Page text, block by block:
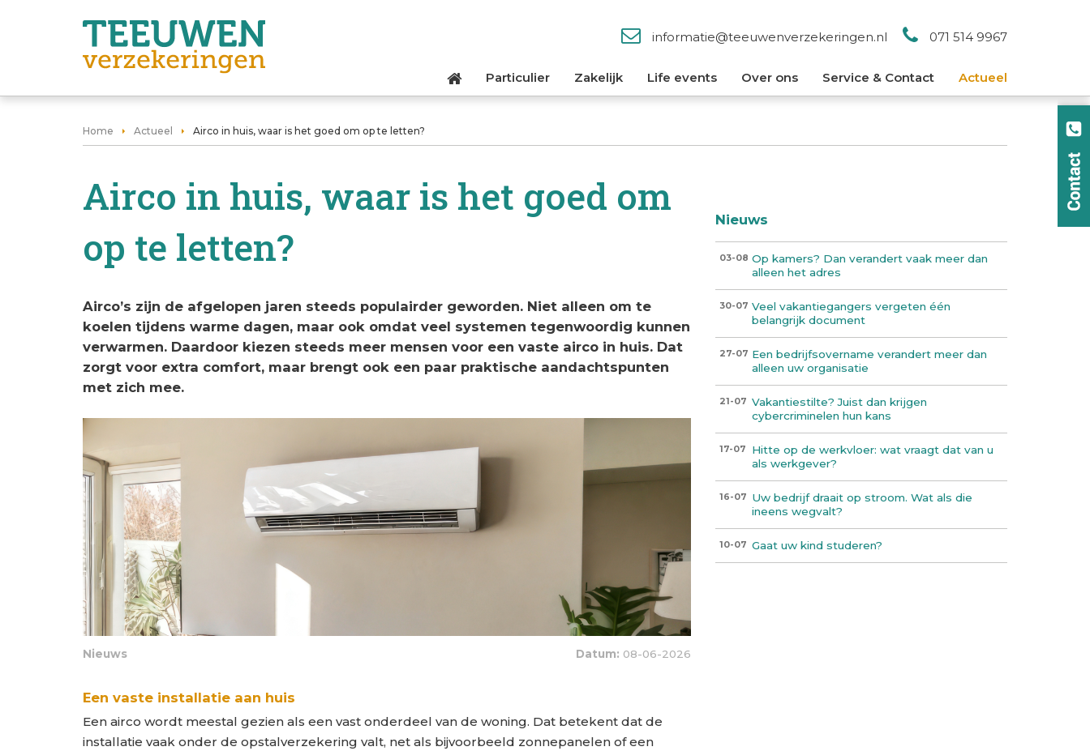
informatie@teeuwenverzekeringen.nl 071 514 9967
Particulier Zakelijk Life events Over ons Service & Contact Actueel
Home Actueel Airco in huis, waar is het goed om op te letten?
Airco in huis, waar is het goed om
op te letten?
Airco’s zijn de afgelopen jaren steeds populairder geworden. Niet alleen om te
koelen tijdens warme dagen, maar ook omdat veel systemen tegenwoordig kunnen
verwarmen. Daardoor kiezen steeds meer mensen voor een vaste airco in huis. Dat
zorgt voor extra comfort, maar brengt ook een paar praktische aandachtspunten
met zich mee.
Nieuws Datum: 08-06-2026
Een vaste installatie aan huis
Een airco wordt meestal gezien als een vast onderdeel van de woning. Dat betekent dat de
installatie vaak onder de opstalverzekering valt, net als bijvoorbeeld zonnepanelen of een
Nieuws
03-08 Op kamers? Dan verandert vaak meer dan
alleen het adres
30-07 Veel vakantiegangers vergeten één
belangrijk document
27-07 Een bedrijfsovername verandert meer dan
alleen uw organisatie
21-07 Vakantiestilte? Juist dan krijgen
cybercriminelen hun kans
17-07
Hitte op de werkvloer: wat vraagt dat van u
als werkgever?
16-07
Uw bedrijf draait op stroom. Wat als die
ineens wegvalt?
10-07 Gaat uw kind studeren?